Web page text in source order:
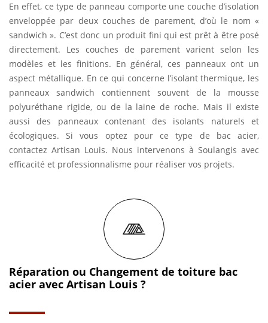
En effet, ce type de panneau comporte une couche d’isolation
enveloppée par deux couches de parement, d’où le nom «
sandwich ». C’est donc un produit fini qui est prêt à être posé
directement. Les couches de parement varient selon les
modèles et les finitions. En général, ces panneaux ont un
aspect métallique. En ce qui concerne l’isolant thermique, les
panneaux sandwich contiennent souvent de la mousse
polyuréthane rigide, ou de la laine de roche. Mais il existe
aussi des panneaux contenant des isolants naturels et
écologiques. Si vous optez pour ce type de bac acier,
contactez Artisan Louis. Nous intervenons à Soulangis avec
efficacité et professionnalisme pour réaliser vos projets.
Réparation ou Changement de toiture bac
acier avec Artisan Louis ?